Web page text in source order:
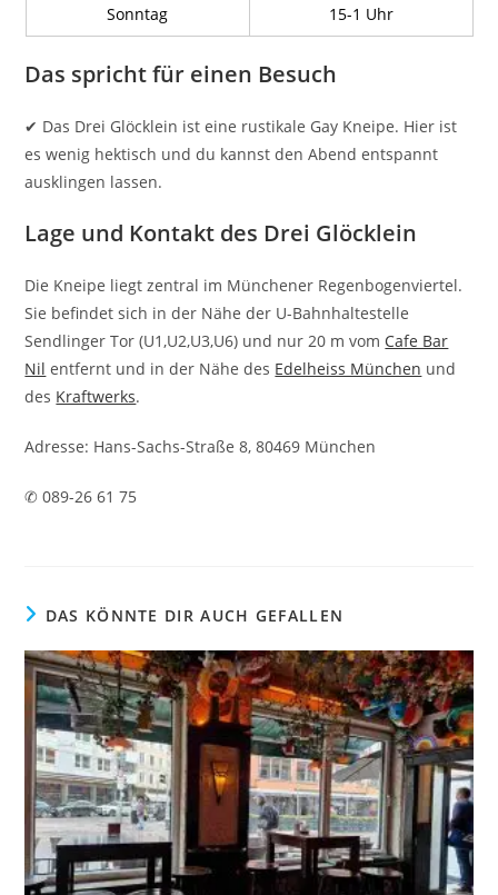
Sonntag 15-1 Uhr
Das spricht für einen Besuch
✔ Das Drei Glöcklein ist eine rustikale Gay Kneipe. Hier ist
es wenig hektisch und du kannst den Abend entspannt
ausklingen lassen.
Lage und Kontakt des Drei Glöcklein
Die Kneipe liegt zentral im Münchener Regenbogenviertel.
Sie befindet sich in der Nähe der U-Bahnhaltestelle
Sendlinger Tor (U1,U2,U3,U6) und nur 20 m vom Cafe Bar
Nil entfernt und in der Nähe des Edelheiss München und
des Kraftwerks.
Adresse: Hans-Sachs-Straße 8, 80469 München
✆ 089-26 61 75
DAS KÖNNTE DIR AUCH GEFALLEN